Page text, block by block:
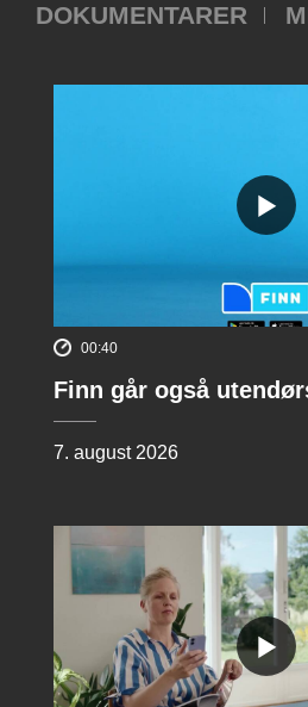
DOKUMENTARER
00:40
Finn går også
7. august 2026